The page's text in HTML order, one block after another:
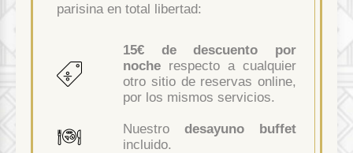
parisina en total libertad:
15€ de descuento por
noche respecto a cualquier
otro sitio de reservas online,
por los mismos servicios.
Nuestro desayuno buffet
incluido.